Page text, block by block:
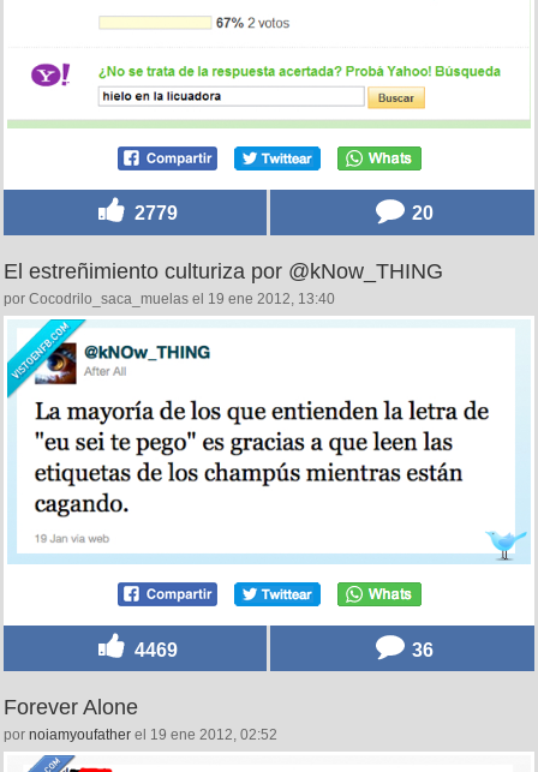
2779 20
El estreñimiento culturiza por @kNow_THING
por Cocodrilo_saca_muelas el 19 ene 2012, 13:40
4469 36
Forever Alone
por noiamyoufather el 19 ene 2012, 02:52